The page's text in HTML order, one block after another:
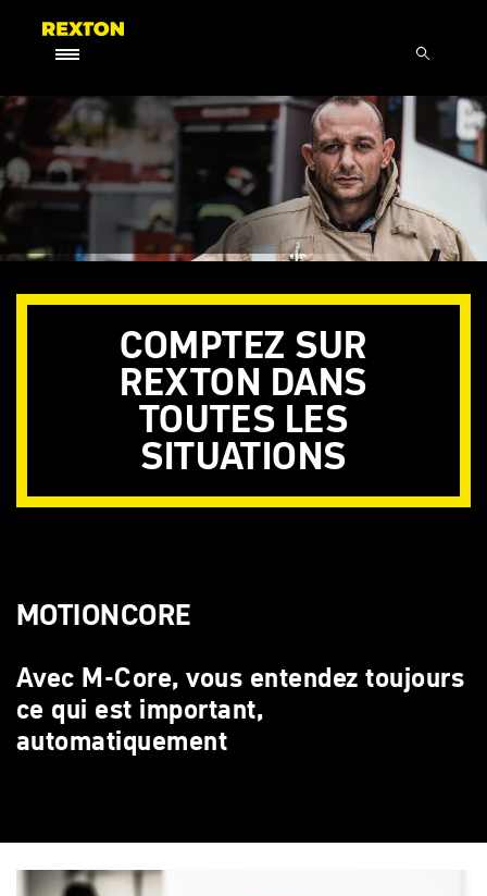
COMPTEZ SUR
REXTON DANS
TOUTES LES
SITUATIONS
MOTIONCORE
Avec M-Core, vous entendez toujours
ce qui est important,
automatiquement